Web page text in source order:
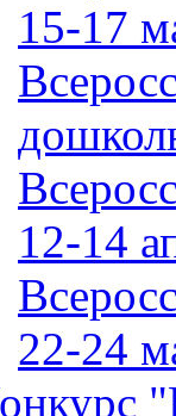
15-17
12-14
22-24